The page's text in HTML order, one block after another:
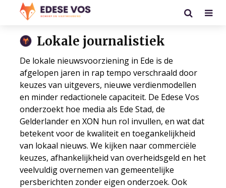
Lokale journalistiek
De lokale nieuwsvoorziening in Ede is de
afgelopen jaren in rap tempo verschraald door
keuzes van uitgevers, nieuwe verdienmodellen
en minder redactionele capaciteit. De Edese Vos
onderzoekt hoe media als Ede Stad, de
Gelderlander en XON hun rol invullen, en wat dat
betekent voor de kwaliteit en toegankelijkheid
van lokaal nieuws. We kijken naar commerciële
keuzes, afhankelijkheid van overheidsgeld en het
veelvuldig overnemen van gemeentelijke
persberichten zonder eigen onderzoek. Ook